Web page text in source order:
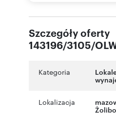
Szczegóły oferty
143196/3105/
Kategoria
Lokalizacja